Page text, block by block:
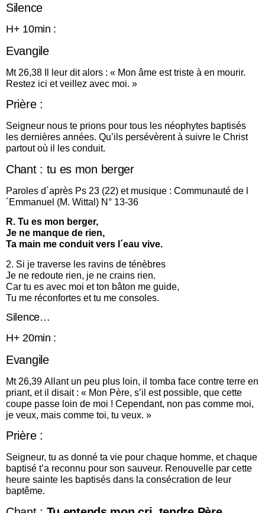
Silence
H+ 10min :
Evangile
Mt 26,38 Il leur dit alors : « Mon âme est triste à en mourir.
Restez ici et veillez avec moi. »
Prière :
Seigneur nous te prions pour tous les néophytes baptisés
les dernières années. Qu’ils persévèrent à suivre le Christ
partout où il les conduit.
Chant : tu es mon berger
Paroles d´après Ps 23 (22) et musique : Communauté de l
´Emmanuel (M. Wittal) N° 13-36
R. Tu es mon berger,
Je ne manque de rien,
Ta main me conduit vers l´eau vive.
2. Si je traverse les ravins de ténèbres
Je ne redoute rien, je ne crains rien.
Car tu es avec moi et ton bâton me guide,
Tu me réconfortes et tu me consoles.
Silence…
H+ 20min :
Evangile
Mt 26,39 Allant un peu plus loin, il tomba face contre terre en
priant, et il disait : « Mon Père, s’il est possible, que cette
coupe passe loin de moi ! Cependant, non pas comme moi,
je veux, mais comme toi, tu veux. »
Prière :
Seigneur, tu as donné ta vie pour chaque homme, et chaque
baptisé t’a reconnu pour son sauveur. Renouvelle par cette
heure sainte les baptisés dans la consécration de leur
baptême.